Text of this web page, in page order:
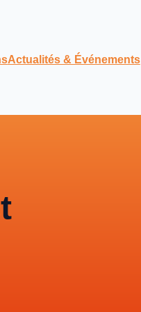
Actualités & Événements